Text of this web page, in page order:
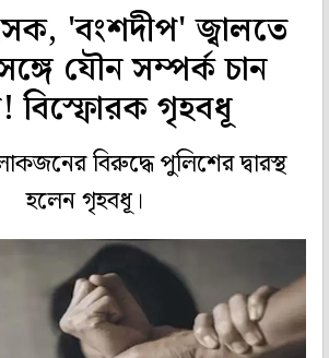
'বংশদীপ' জ্বালতে
যৌন সম্পর্ক চান
বিস্ফোরক গৃহবধূ
বিরুদ্ধে পুলিশের দ্বারস্থ
হলেন গৃহবধূ।